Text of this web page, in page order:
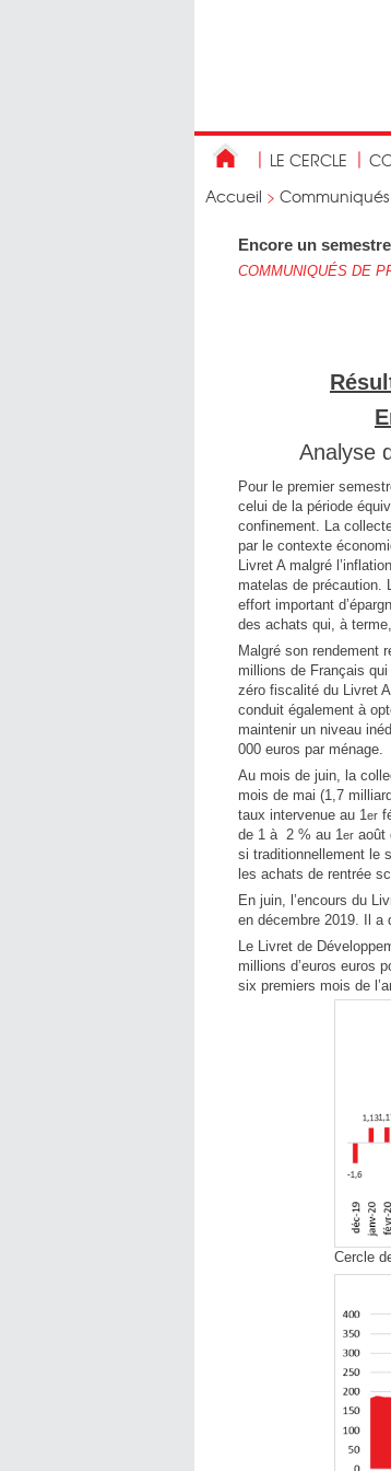
LE CERCLE
Accueil >
Encore un
COMMUNIQUÉS DE
Analyse
Pour le premier
celui de la période
confinement. La
par le contexte
Livret A malgré
matelas de précaution.
effort important
des achats qui, à
Malgré son rendement
millions de Français
zéro fiscalité du Livret
conduit également à
maintenir un niveau
000 euros par ménage.
Au mois de juin, la
mois de mai (1,7
taux intervenue au 1er
de 1 à 2 % au 1er août
si traditionnellement le
les achats de rentrée
En juin, l’encours du
en décembre 2019. Il a
Le Livret de
millions d’euros euros
six premiers mois de
Cercle